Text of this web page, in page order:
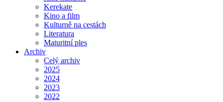
Kerekate
Kino a film
Kulturně na cestách
Literatura
Maturitní ples
Archiv
Celý archiv
2025
2024
2023
2022